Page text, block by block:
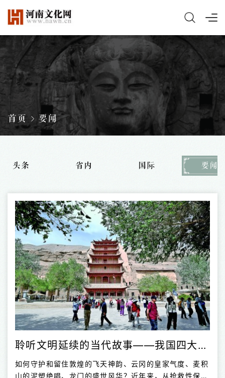
首页 要闻
头条 省内 国际 要闻
聆听文明延续的当代故事——我国四大石窟的保护与传承
如何守护和留住敦煌的飞天神韵、云冈的皇家气度、麦积
山的泥塑绝唱、龙门的盛世风华？近年来，从抢救性保护